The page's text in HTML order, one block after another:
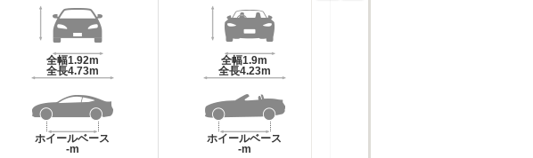
全幅1.92m
全長4.73m
ホイールベース
-m
全幅1.9m
全長4.23m
ホイールベース
-m